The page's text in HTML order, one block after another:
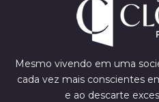
Mesmo vivendo em uma
cada vez mais conscientes
e ao descarte